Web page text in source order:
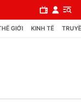
GIỚI KINH TẾ